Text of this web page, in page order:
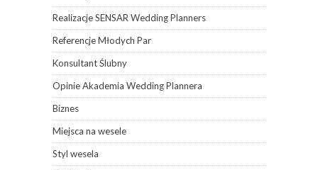
Realizacje SENSAR Wedding Planners
Referencje Młodych Par
Konsultant Ślubny
Opinie Akademia Wedding Plannera
Biznes
Miejsca na wesele
Styl wesela